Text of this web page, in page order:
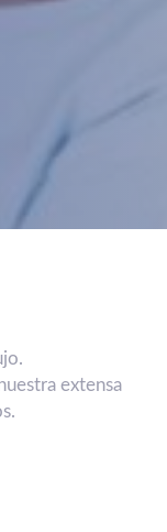
extensa